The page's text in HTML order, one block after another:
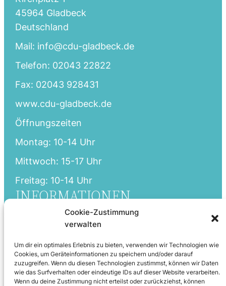
Cookie-Zustimmung
verwalten
Um dir ein optimales Erlebnis zu bieten, verwenden wir Technologien wie
Cookies, um Geräteinformationen zu speichern und/oder darauf
zuzugreifen. Wenn du diesen Technologien zustimmst, können wir Daten
wie das Surfverhalten oder eindeutige IDs auf dieser Website verarbeiten.
Wenn du deine Zustimmung nicht erteilst oder zurückziehst, können
45964 Gladbeck
Deutschland
Mail: info@cdu-gladbeck.de
Telefon: 02043 22822
Fax: 02043 928431
www.cdu-gladbeck.de
Öffnungszeiten
Montag: 10-14 Uhr
Mittwoch: 15-17 Uhr
Freitag: 10-14 Uhr
INFORMATIONEN
Partei
Fraktion